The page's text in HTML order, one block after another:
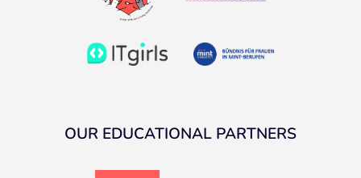
OUR EDUCATIONAL PARTNERS